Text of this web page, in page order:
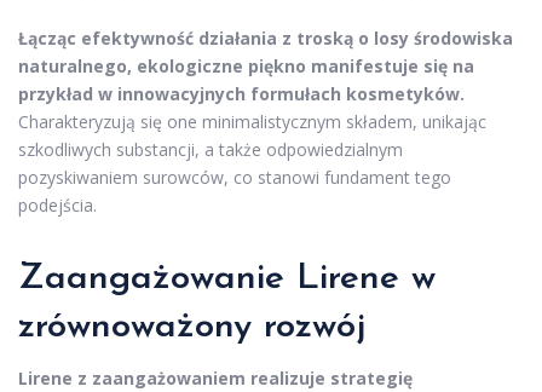
Łącząc efektywność działania z troską o losy środowiska
naturalnego, ekologiczne piękno manifestuje się na
przykład w innowacyjnych formułach kosmetyków.
Charakteryzują się one minimalistycznym składem, unikając
szkodliwych substancji, a także odpowiedzialnym
pozyskiwaniem surowców, co stanowi fundament tego
podejścia.
Zaangażowanie Lirene w
zrównoważony rozwój
Lirene z zaangażowaniem realizuje strategię